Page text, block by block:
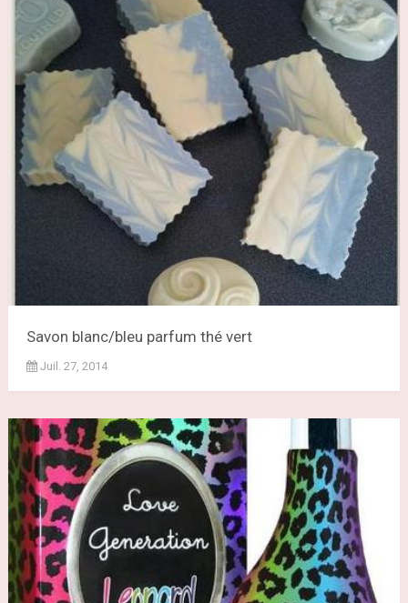
Savon blanc/bleu parfum thé vert
Juil. 27, 2014